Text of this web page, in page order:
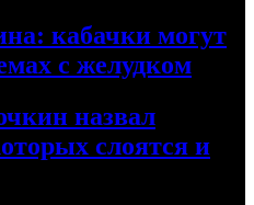
кабачки могут
с желудком
назвал
слоятся и